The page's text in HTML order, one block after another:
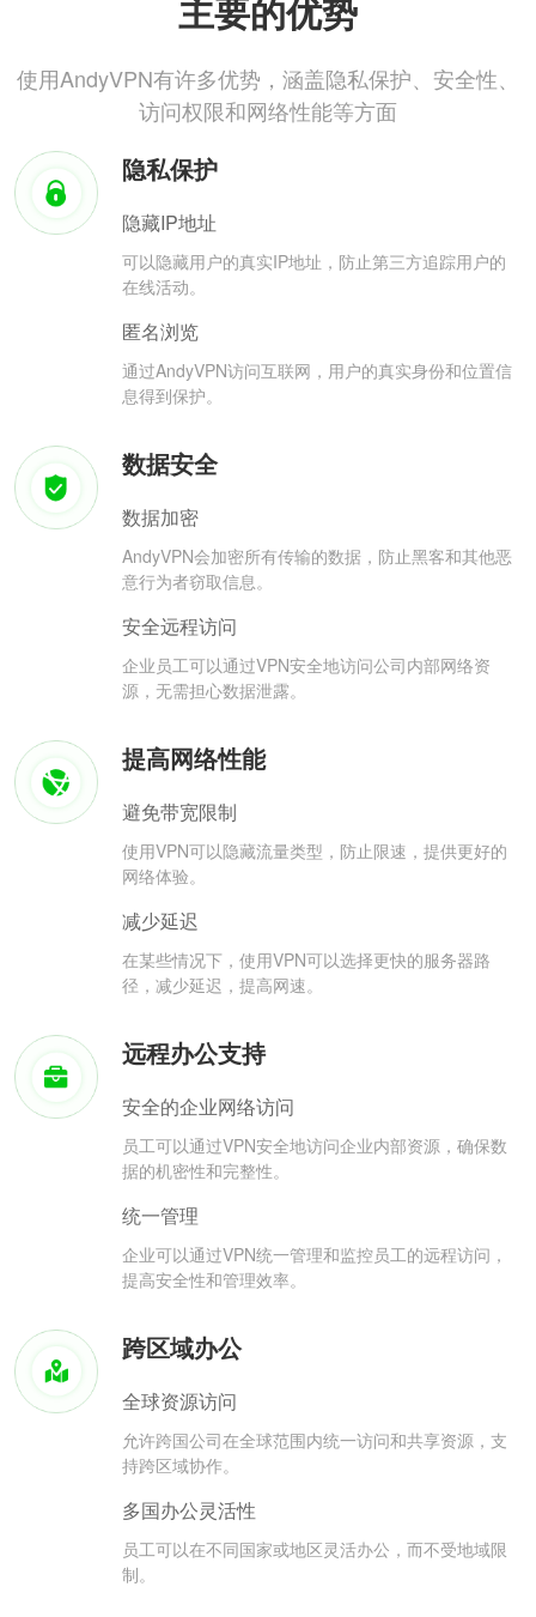
主要的优势
使用AndyVPN有许多优势，涵盖隐私保护、安全性、
访问权限和网络性能等方面
隐私保护
隐藏IP地址
可以隐藏用户的真实IP地址，防止第三方追踪用户的
在线活动。
匿名浏览
通过AndyVPN访问互联网，用户的真实身份和位置信
息得到保护。
数据安全
数据加密
AndyVPN会加密所有传输的数据，防止黑客和其他恶
意行为者窃取信息。
安全远程访问
企业员工可以通过VPN安全地访问公司内部网络资
源，无需担心数据泄露。
提高网络性能
避免带宽限制
使用VPN可以隐藏流量类型，防止限速，提供更好的
网络体验。
减少延迟
在某些情况下，使用VPN可以选择更快的服务器路
径，减少延迟，提高网速。
远程办公支持
安全的企业网络访问
员工可以通过VPN安全地访问企业内部资源，确保数
据的机密性和完整性。
统一管理
企业可以通过VPN统一管理和监控员工的远程访问，
提高安全性和管理效率。
跨区域办公
全球资源访问
允许跨国公司在全球范围内统一访问和共享资源，支
持跨区域协作。
多国办公灵活性
员工可以在不同国家或地区灵活办公，而不受地域限
制。